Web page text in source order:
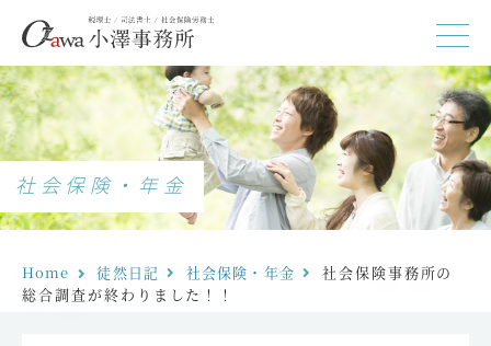
社会保険・年金
Home 徒然日記 社会保険・年金
社会保険事務所の
総合調査が終わりました！！